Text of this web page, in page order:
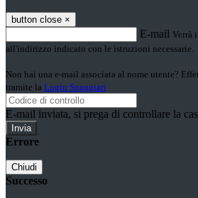
button close ×
E-mail Verrà
all'indirizzo indicato con le istruzioni necessarie.
Non hai una e-mail associata al nome utente?
tramite la Login Spaggiari
E-mail inviata, si prega di controllare la
Errore
Chiudi
Successo